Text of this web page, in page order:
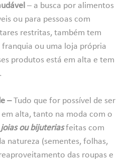
– a busca por alimentos
ou para pessoas com
restritas, também tem
ou uma loja própria
produtos está em alta e tem
–Tudo que for possível de ser
alta, tanto na moda com o
joias ou bijuteriasfeitas com
natureza (sementes, folhas,
das roupas e